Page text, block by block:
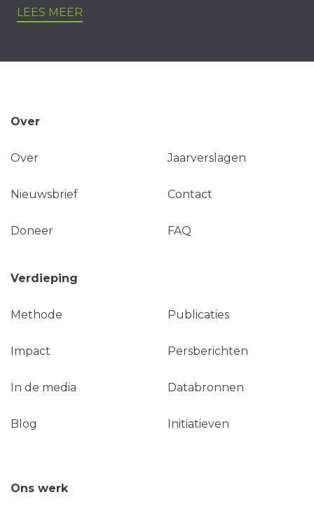
LEES MEER
Over
Over Jaarverslagen
Nieuwsbrief Contact
Doneer FAQ
Verdieping
Methode Publicaties
Impact Persberichten
In de media Databronnen
Blog Initiatieven
Ons werk